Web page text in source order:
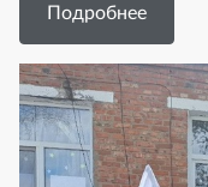
Подробнее